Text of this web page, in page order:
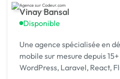
Vinay Bansal
Disponible
Une agence spécialisée en
mobile sur mesure depuis 15+ ans.
WordPress, Laravel, React,